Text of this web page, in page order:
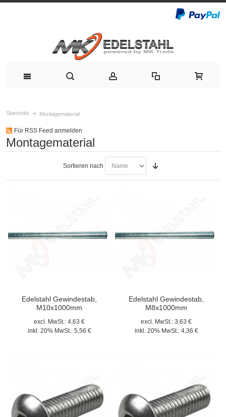
Startseite Montagematerial
Für RSS Feed anmelden
Montagematerial
Sortieren nach
Edelstahl Gewindestab,
M10x1000mm
excl. MwSt.: 4,63 €
inkl. 20% MwSt.: 5,56 €
Edelstahl Gewindestab,
M8x1000mm
excl. MwSt.: 3,63 €
inkl. 20% MwSt.: 4,36 €